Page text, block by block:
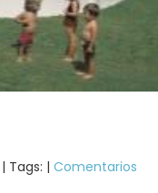
| Tags: | Comentarios